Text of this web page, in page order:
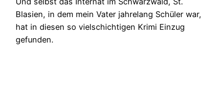
Blasien, in dem mein Vater jahrelang Schüler war,
hat in diesen so vielschichtigen Krimi Einzug
gefunden.